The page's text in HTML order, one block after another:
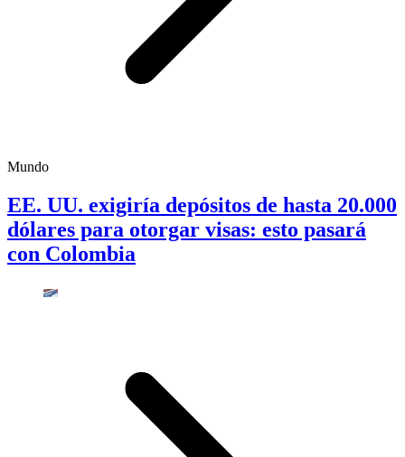
Mundo
EE. UU. exigiría depósitos de hasta 20.000
dólares para otorgar visas: esto pasará
con Colombia